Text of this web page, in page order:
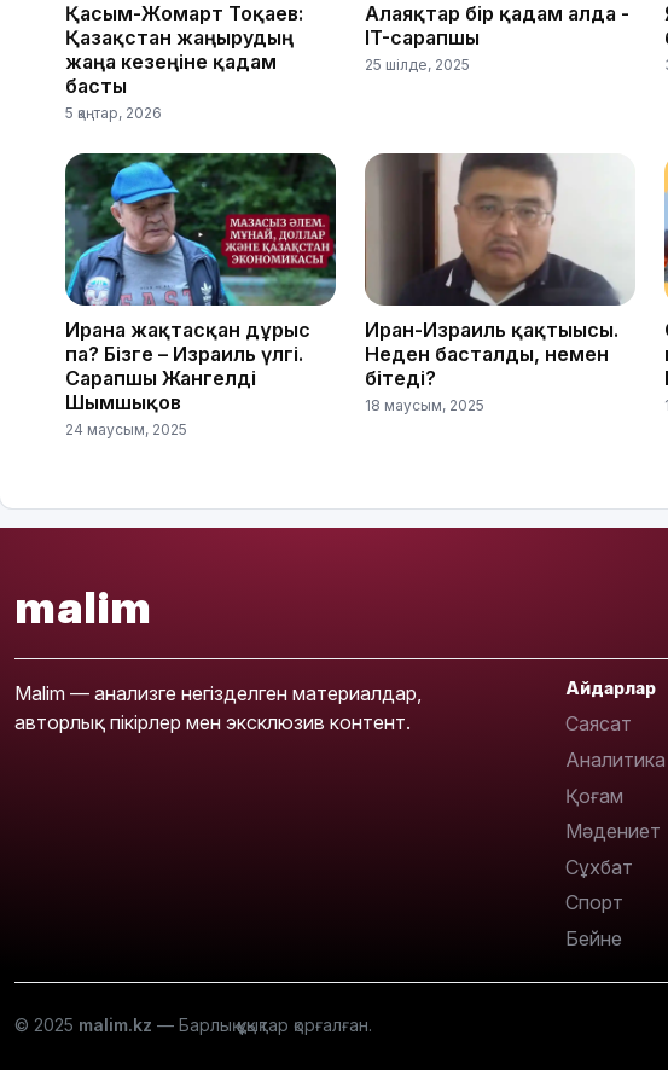
Қасым-Жомарт Тоқаев:
Қазақстан жаңғырудың
жаңа кезеңіне қадам
басты
5 қаңтар, 2026
Алаяқтар бір қадам алда -
IT-сарапшы
25 шілде, 2025
Иранға жақтасқан дұрыс
па? Бізге – Израиль үлгі.
Сарапшы Жангелді
Шымшықов
24 маусым, 2025
Иран-Израиль қақтығысы.
Неден басталды, немен
бітеді?
18 маусым, 2025
malim
Malim — анализге негізделген материалдар,
авторлық пікірлер мен эксклюзив контент.
Айдарлар
Саясат
Аналитика
Қоғам
Мәдениет
Сұхбат
Спорт
Бейне
© 2025 malim.kz — Барлық құқықтар қорғалған.